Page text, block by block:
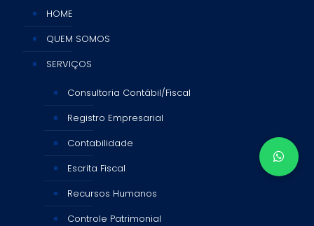
HOME
QUEM SOMOS
SERVIÇOS
Consultoria Contábil/Fiscal
Registro Empresarial
Contabilidade
Escrita Fiscal
Recursos Humanos
Controle Patrimonial